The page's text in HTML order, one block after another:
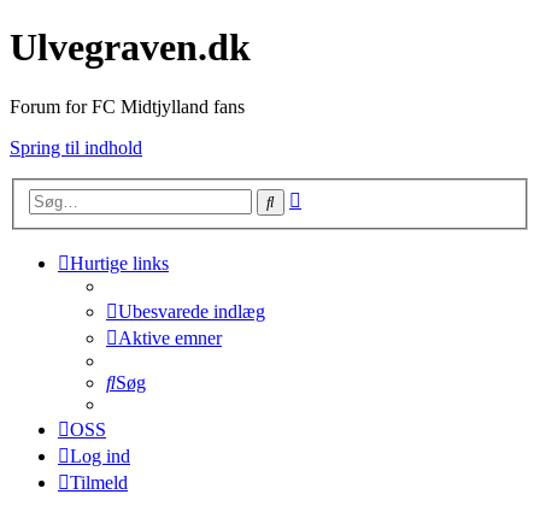
Ulvegraven.dk
Forum for FC Midtjylland fans
Spring til indhold
Søg
Hurtige links
Ubesvarede indlæg
Aktive emner
Søg
OSS
Log ind
Tilmeld